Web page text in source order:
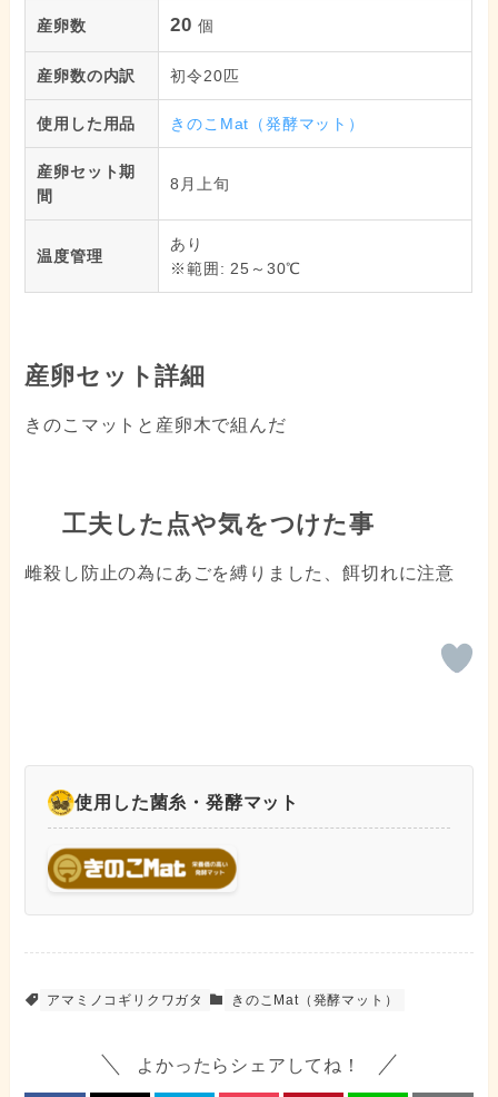
産卵数 20 個
産卵数の内訳 初令20匹
使用した用品 きのこMat（発酵マット）
産卵セット期
間
8月上旬
温度管理
あり
※範囲: 25～30℃
産卵セット詳細
きのこマットと産卵木で組んだ
工夫した点や気をつけた事
雌殺し防止の為にあごを縛りました、餌切れに注意
使用した菌糸・発酵マット
アマミノコギリクワガタ きのこMat（発酵マット）
よかったらシェアしてね！